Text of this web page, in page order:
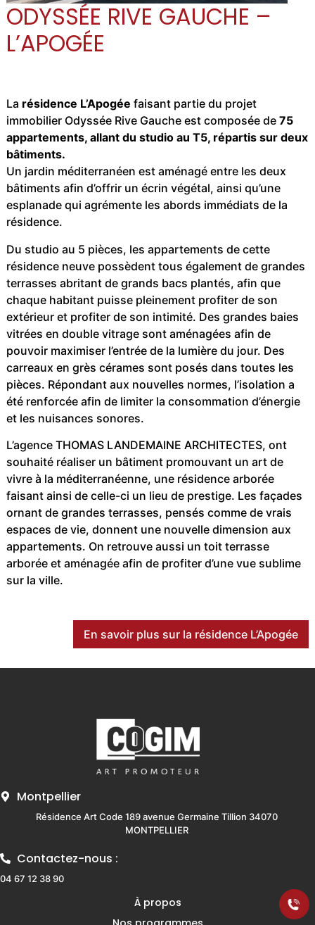
ODYSSÉE RIVE GAUCHE –
L’APOGÉE
La résidence L’Apogée faisant partie du projet
immobilier Odyssée Rive Gauche est composée de75
appartements, allant du studio au T5, répartis sur deux
bâtiments.
Un jardin méditerranéen est aménagé entre les deux
bâtiments afin d’offrir un écrin végétal, ainsi qu’une
esplanade qui agrémente les abords immédiats de la
résidence.
Du studio au 5 pièces, les appartements de cette
résidence neuve possèdent tous également de grandes
terrasses abritant de grands bacs plantés, afin que
chaque habitant puisse pleinement profiter de son
extérieur et profiter de son intimité. Des grandes baies
vitrées en double vitrage sont aménagées afin de
pouvoir maximiser l’entrée de la lumière du jour. Des
carreaux en grès cérames sont posés dans toutes les
pièces. Répondant aux nouvelles normes, l’isolation a
été renforcée afin de limiter la consommation d’énergie
et les nuisances sonores.
L’agence THOMAS LANDEMAINE ARCHITECTES, ont
souhaité réaliser un bâtiment promouvant un art de
vivre à la méditerranéenne, une résidence arborée
faisant ainsi de celle-ci un lieu de prestige. Les façades
ornant de grandes terrasses, pensés comme de vrais
espaces de vie, donnent une nouvelle dimension aux
appartements. On retrouve aussi un toit terrasse
arborée et aménagée afin de profiter d’une vue sublime
sur la ville.
En savoir plus sur la résidence L’Apogée
Montpellier
Résidence Art Code 189 avenue Germaine Tillion 34070
MONTPELLIER
Contactez-nous :
04 67 12 38 90
À propos